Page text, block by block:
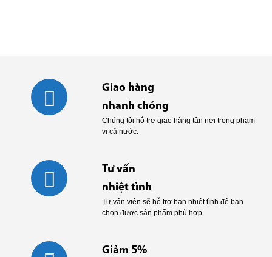
Giao hàng
nhanh chóng
Chúng tôi hỗ trợ giao hàng tận nơi trong phạm
vi cả nước.
Tư vấn
nhiệt tình
Tư vấn viên sẽ hỗ trợ bạn nhiệt tình để bạn
chọn được sản phẩm phù hợp.
Giảm 5%